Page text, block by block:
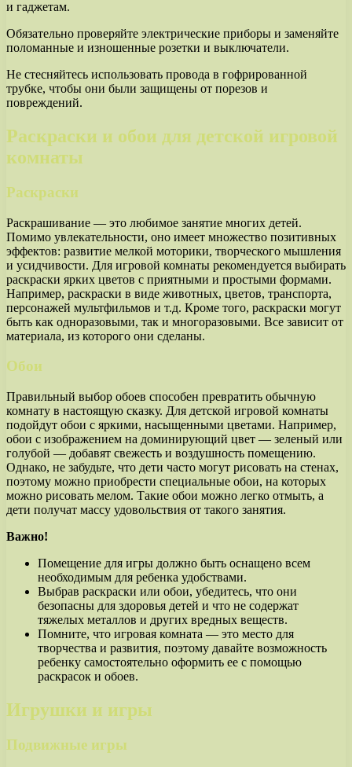
и гаджетам.
Обязательно проверяйте электрические приборы и заменяйте
поломанные и изношенные розетки и выключатели.
Не стесняйтесь использовать провода в гофрированной
трубке, чтобы они были защищены от порезов и
повреждений.
Раскраски и обои для детской игровой
комнаты
Раскраски
Раскрашивание — это любимое занятие многих детей.
Помимо увлекательности, оно имеет множество позитивных
эффектов: развитие мелкой моторики, творческого мышления
и усидчивости. Для игровой комнаты рекомендуется выбирать
раскраски ярких цветов с приятными и простыми формами.
Например, раскраски в виде животных, цветов, транспорта,
персонажей мультфильмов и т.д. Кроме того, раскраски могут
быть как одноразовыми, так и многоразовыми. Все зависит от
материала, из которого они сделаны.
Обои
Правильный выбор обоев способен превратить обычную
комнату в настоящую сказку. Для детской игровой комнаты
подойдут обои с яркими, насыщенными цветами. Например,
обои с изображением на доминирующий цвет — зеленый или
голубой — добавят свежесть и воздушность помещению.
Однако, не забудьте, что дети часто могут рисовать на стенах,
поэтому можно приобрести специальные обои, на которых
можно рисовать мелом. Такие обои можно легко отмыть, а
дети получат массу удовольствия от такого занятия.
Важно!
Помещение для игры должно быть оснащено всем
необходимым для ребенка удобствами.
Выбрав раскраски или обои, убедитесь, что они
безопасны для здоровья детей и что не содержат
тяжелых металлов и других вредных веществ.
Помните, что игровая комната — это место для
творчества и развития, поэтому давайте возможность
ребенку самостоятельно оформить ее с помощью
раскрасок и обоев.
Игрушки и игры
Подвижные игры